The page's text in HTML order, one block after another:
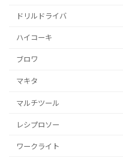
ドリルドライバ
ハイコーキ
ブロワ
マキタ
マルチツール
レシプロソー
ワークライト